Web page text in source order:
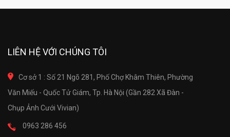
LIÊN HỆ VỚI CHÚNG TÔI
Cơ sở 1 : Số 21 Ngõ 281, Phố Chợ Khâm Thiên, Phường
Văn Miếu - Quốc Tử Giám, Tp. Hà Nội (Gần 282 Xã Đàn -
Chụp Ảnh Cưới Vivian)
0963 286 456